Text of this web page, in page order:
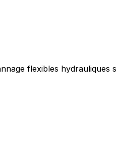
flexibles